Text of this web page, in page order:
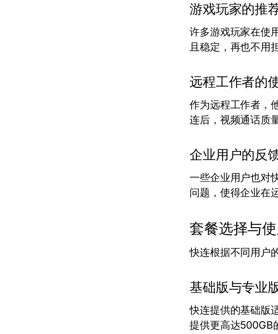
游戏玩家的推
许多游戏玩家在使
且稳定，再也不用
远程工作者的
作为远程工作者，
连后，视频通话质
企业用户的反
一些企业用户也对
问题，使得企业在
套餐选择与
快连根据不同用户
基础版与专业
快连提供的基础版
提供更高达500GB